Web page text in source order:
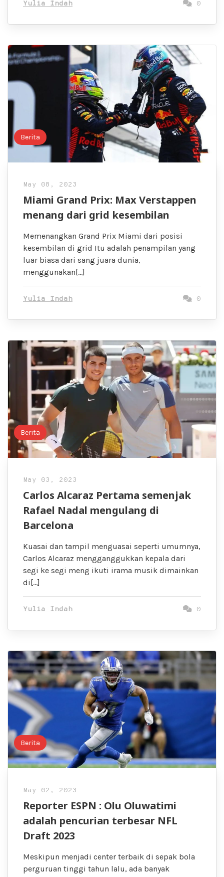
Yulia Indah 0
Berita
May 08, 2023
Miami Grand Prix: Max Verstappen
menang dari grid kesembilan
Memenangkan Grand Prix Miami dari posisi
kesembilan di grid Itu adalah penampilan yang
luar biasa dari sang juara dunia,
menggunakan[…]
Yulia Indah 0
Berita
May 03, 2023
Carlos Alcaraz Pertama semenjak
Rafael Nadal mengulang di
Barcelona
Kuasai dan tampil menguasai seperti umumnya,
Carlos Alcaraz mengganggukkan kepala dari
segi ke segi meng ikuti irama musik dimainkan
di[…]
Yulia Indah 0
Berita
May 02, 2023
Reporter ESPN : Olu Oluwatimi
adalah pencurian terbesar NFL
Draft 2023
Meskipun menjadi center terbaik di sepak bola
perguruan tinggi tahun lalu, ada banyak